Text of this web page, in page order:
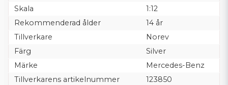
Skala
1:12
Rekommenderad ålder
14 år
Tillverkare
Norev
Färg
Silver
Märke
Mercedes-Benz
Tillverkarens artikelnummer
123850